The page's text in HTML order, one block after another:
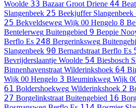
Woolde 33 Bazaar Groot Driene 44
Slangenbeek 25 Beekjuffer Slangenbeek
25 Bekveldseweg Wijk 00 Hengelo 8
Bentelerweg Buitengebied 9 Beppie
Berflo Es 248 Bergerinksweg
Slangenbeek 90 Bernardstraat Berflo Es
Bevrijderslaantje Woolde 54 Biesbosch
Binnenhavenstraat Wilderinkshoek 64
Wijk 00 Hengelo 3 Bleuminkweg Wijk
61 Boldershoekweg Wilderinkshoek 2
27 Borgelinkstraat Buitengebied 16